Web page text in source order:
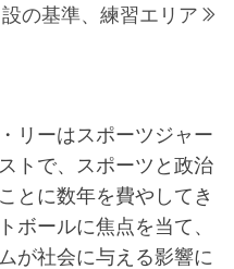
設の基準、練習エリア
リーはスポーツジャー
トで、スポーツと政治
とに数年を費やしてき
ボールに焦点を当て、
が社会に与える影響に